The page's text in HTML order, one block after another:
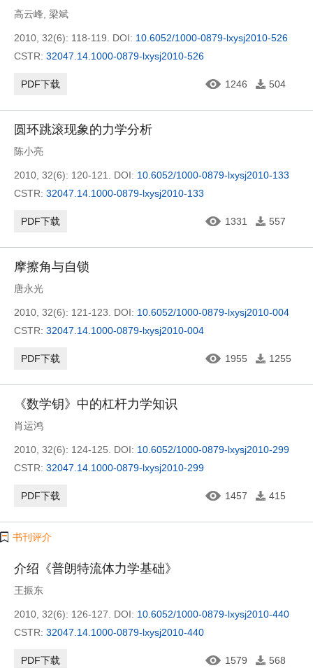
高云峰 梁斌
2010, 32(6): 118-119. DOI: 10.6052/1000-0879-lxysj2010-526
CSTR: 32047.14.1000-0879-lxysj2010-526
PDF下载 1246 504
圆环跳滚现象的力学分析
陈小亮
2010, 32(6): 120-121. DOI: 10.6052/1000-0879-lxysj2010-133
CSTR: 32047.14.1000-0879-lxysj2010-133
PDF下载 1331 557
摩擦角与自锁
唐永光
2010, 32(6): 121-123. DOI: 10.6052/1000-0879-lxysj2010-004
CSTR: 32047.14.1000-0879-lxysj2010-004
PDF下载 1955 1255
《数学钥》中的杠杆力学知识
肖运鸿
2010, 32(6): 124-125. DOI: 10.6052/1000-0879-lxysj2010-299
CSTR: 32047.14.1000-0879-lxysj2010-299
PDF下载 1457 415
书刊评介
介绍《普朗特流体力学基础》
王振东
2010, 32(6): 126-127. DOI: 10.6052/1000-0879-lxysj2010-440
CSTR: 32047.14.1000-0879-lxysj2010-440
PDF下载 1579 568